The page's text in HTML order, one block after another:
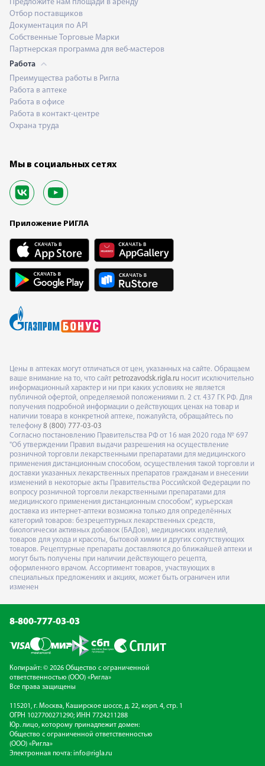
Предложите нам площади в аренду
Отбор поставщиков
Документация по API
Собственные Торговые Марки
Партнерская программа для веб-мастеров
Работа
Преимущества работы в Ригла
Работа в аптеке
Работа в офисе
Работа в контакт-центре
Охрана труда
Мы в социальных сетях
Приложение РИГЛА
Цены в аптеках могут отличаться от цен, указанных на сайте. Обращаем
ваше внимание на то, что сайт petrozavodsk.rigla.ru носит исключительно
информационный характер и ни при каких условиях не является
публичной офертой, определяемой положениями п. 2 ст. 437 ГК РФ. Для
получения подробной информации о действующих ценах на товар и
наличии товара в конкретной аптеке, пожалуйста, обращайтесь по
телефону 8 (800) 777-03-03
Согласно постановлению Правительства РФ от 16 мая 2020 года № 697
"Об утверждении Правил выдачи разрешения на осуществление
розничной торговли лекарственными препаратами для медицинского
применения дистанционным способом, осуществления такой торговли и
доставки указанных лекарственных препаратов гражданам и внесении
изменений в некоторые акты Правительства Российской Федерации по
вопросу розничной торговли лекарственными препаратами для
медицинского применения дистанционным способом", курьерская
доставка из интернет-аптеки возможна только для определённых
категорий товаров: безрецептурных лекарственных средств,
биологически активных добавок (БАДов), медицинских изделий,
товаров для ухода и красоты, бытовой химии и других сопутствующих
товаров. Рецептурные препараты доставляются до ближайшей аптеки и
могут быть получены при наличии действующего рецепта,
оформленного врачом. Ассортимент товаров, участвующих в
специальных предложениях и акциях, может быть ограничен или
изменен
8-800-777-03-03
Копирайт: © 2026 Общество с ограниченной
ответственностью (ООО) «Ригла»
Все права защищены
115201, г. Москва, Каширское шоссе, д. 22, корп. 4, стр. 1
ОГРН 1027700271290; ИНН 7724211288
Юр. лицо, которому принадлежит домен:
Общество с ограниченной ответственностью
(ООО) «Ригла»
Электронная почта: info@rigla.ru